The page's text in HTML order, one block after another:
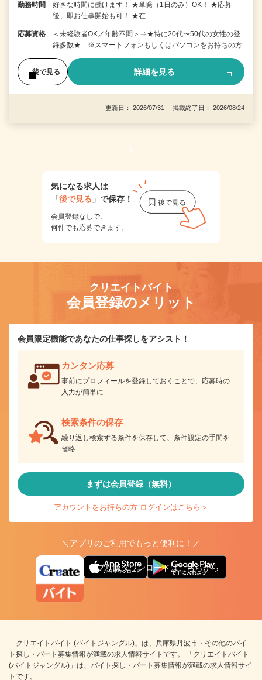
勤務時間
好きな時間に働けます！ ★単発（1日のみ）OK！ ★応募
後、即お仕事開始も可！ ★在…
応募資格
＜未経験者OK／年齢不問＞⇒★特に20代〜50代の女性の登
録多数★ ※スマートフォンもしくはパソコンをお持ちの方
後で見る 詳細を見る
更新日： 2026/07/31 掲載終了日： 2026/08/24
1
気になる求人は
「後で見る 」で保存！
会員登録なしで、
何件でも応募できます。
クリエイトバイト
会員登録のメリット
会員限定機能であなたの仕事探しをアシスト！
カンタン応募
事前にプロフィールを登録しておくことで、応募時の
入力が簡単に
検索条件の保存
繰り返し検索する条件を保存して、条件設定の手間を
省略
まずは会員登録（無料）
アカウントをお持ちの方 ログインはこちら＞
＼アプリのご利用でもっと便利に！／
アプリ版ダウンロードはこちらから
「クリエイトバイト (バイトジャングル)」は、兵庫県丹波市・その他のバイ
ト探し・パート募集情報が満載の求人情報サイトです。 「クリエイトバイト
(バイトジャングル)」は、バイト探し・パート募集情報が満載の求人情報サイ
トです。